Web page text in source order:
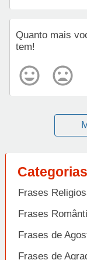
Quanto mais
tem!
Categorias
Frases
Frases
Frases de
Frases de